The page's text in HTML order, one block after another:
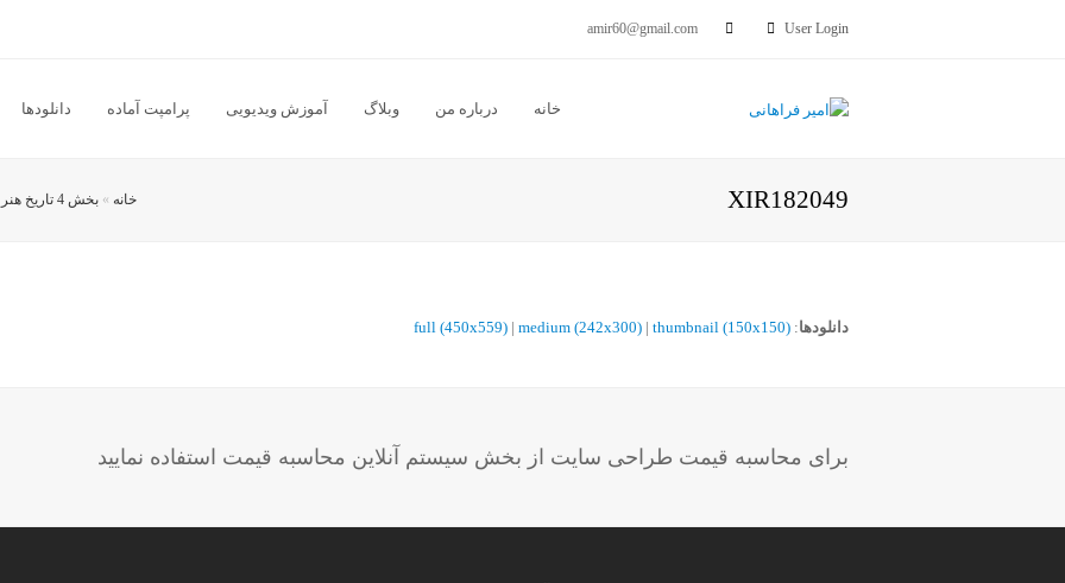
amir60@gmail.com User Login
خانه درباره من وبلاگ آموزش ویدیویی پرامپت آماده دانلودها
XIR182049 خانه » بخش 4 تاریخ هنر آشنایی با تمدن میان‌رودان یا بین النهرین
دانلودها:
full (450x559) | medium (242x300) | thumbnail (150x150)
برای محاسبه قیمت طراحی سایت از بخش سیستم آنلاین محاسبه قیمت استفاده نمایید